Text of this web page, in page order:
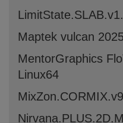
Maptek vulcan
MentorGraphics
Linux64